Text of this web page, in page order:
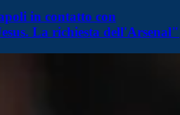
in contatto con
La richiesta dell'Arsenal"